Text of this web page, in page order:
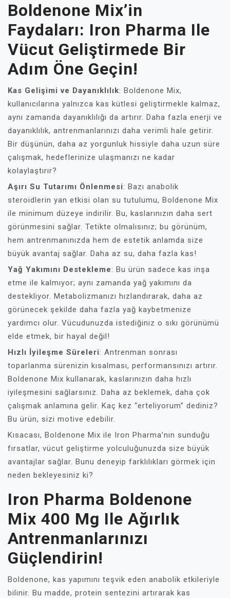
Boldenone Mix’in
Faydaları: Iron Pharma Ile
Vücut Geliştirmede Bir
Adım Öne Geçin!
Kas Gelişimi ve Dayanıklılık: Boldenone Mix,
kullanıcılarına yalnızca kas kütlesi geliştirmekle kalmaz,
aynı zamanda dayanıklılığı da artırır. Daha fazla enerji ve
dayanıklılık, antrenmanlarınızı daha verimli hale getirir.
Bir düşünün, daha az yorgunluk hissiyle daha uzun süre
çalışmak, hedeflerinize ulaşmanızı ne kadar
kolaylaştırır?
Aşırı Su Tutarımı Önlenmesi: Bazı anabolik
steroidlerin yan etkisi olan su tutulumu, Boldenone Mix
ile minimum düzeye indirilir. Bu, kaslarınızın daha sert
görünmesini sağlar. Tetikte olmalısınız; bu görünüm,
hem antrenmanınızda hem de estetik anlamda size
büyük avantaj sağlar. Daha az su, daha fazla kas!
Yağ Yakımını Destekleme: Bu ürün sadece kas inşa
etme ile kalmıyor; aynı zamanda yağ yakımını da
destekliyor. Metabolizmanızı hızlandırarak, daha az
görünecek şekilde daha fazla yağ kaybetmenize
yardımcı olur. Vücudunuzda istediğiniz o sıkı görünümü
elde etmek, bir hayal değil!
Hızlı İyileşme Süreleri: Antrenman sonrası
toparlanma sürenizin kısalması, performansınızı artırır.
Boldenone Mix kullanarak, kaslarınızın daha hızlı
iyileşmesini sağlarsınız. Daha az beklemek, daha çok
çalışmak anlamına gelir. Kaç kez “erteliyorum” dediniz?
Bu ürün, sizi motive edebilir.
Kısacası, Boldenone Mix ile Iron Pharma’nın sunduğu
fırsatlar, vücut geliştirme yolculuğunuzda size büyük
avantajlar sağlar. Bunu deneyip farklılıkları görmek için
neden bekleyesiniz ki?
Iron Pharma Boldenone
Mix 400 Mg Ile Ağırlık
Antrenmanlarınızı
Güçlendirin!
Boldenone, kas yapımını teşvik eden anabolik etkileriyle
bilinir. Bu madde, protein sentezini artırarak kas